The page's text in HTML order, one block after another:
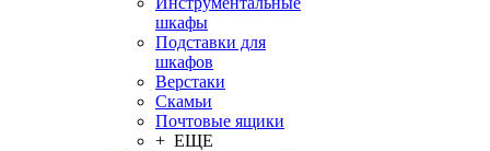
шкафы
Подставки для
шкафов
Верстаки
Скамьи
Почтовые ящики
+ ЕЩЕ